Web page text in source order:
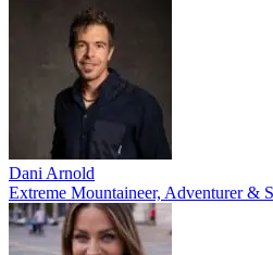
Dani Arnold
Extreme Mountaineer, Adventurer &